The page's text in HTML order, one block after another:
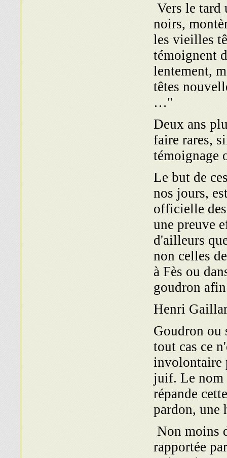
Vers le tard
noirs,
les vieilles
témoignent
lentement,
têtes
…"
Deux ans
faire rares,
témoignage
"Le but de
nos jours,
officielle
une preuve
d'ailleurs
non celles
à Fès ou
goudron
Goudron ou
tout cas ce
involontaire
juif. Le nom
répande
pardon, une
Non moins
rapportée